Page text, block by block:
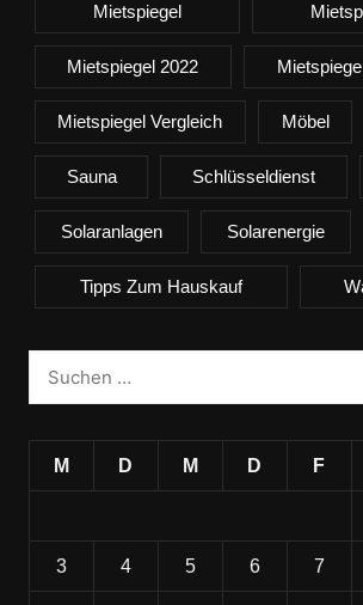
Mietspiegel
Mietspiegel 2022
Mietspiegel Vergleich Möbel
Sauna Schlüsseldienst
Solaranlagen Solarenergie
Tipps Zum Hauskauf
M D M D F
3 4 5 6 7